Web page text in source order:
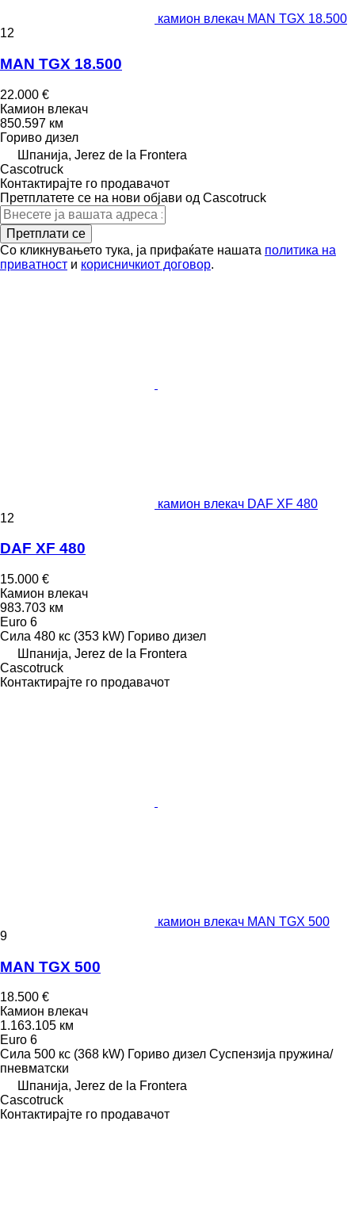
камион влекач MAN TGX 18.500
12
MAN TGX 18.500
22.000 €
Камион влекач
850.597 км
Гориво дизел
Шпанија, Jerez de la Frontera
Сascotruck
Контактирајте го продавачот
Претплатете се на нови објави од Сascotruck
Претплати се
Со кликнувањето тука, ја прифаќате нашата политика на
приватност и корисничкиот договор.
камион влекач DAF XF 480
12
DAF XF 480
15.000 €
Камион влекач
983.703 км
Euro 6
Сила 480 кс (353 kW) Гориво дизел
Шпанија, Jerez de la Frontera
Сascotruck
Контактирајте го продавачот
камион влекач MAN TGX 500
9
MAN TGX 500
18.500 €
Камион влекач
1.163.105 км
Euro 6
Сила 500 кс (368 kW) Гориво дизел Суспензија пружина/
пневматски
Шпанија, Jerez de la Frontera
Сascotruck
Контактирајте го продавачот